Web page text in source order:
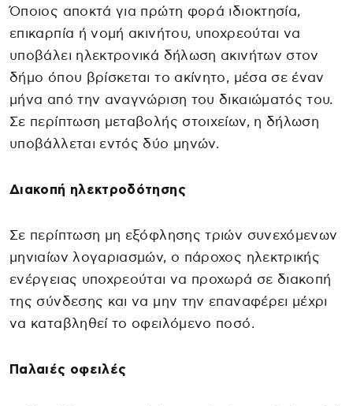
Όποιος αποκτά για πρώτη φορά ιδιοκτησία,
επικαρπία ή νομή ακινήτου, υποχρεούται να
υποβάλει ηλεκτρονικά δήλωση ακινήτων στον
δήμο όπου βρίσκεται το ακίνητο, μέσα σε έναν
μήνα από την αναγνώριση του δικαιώματός του.
Σε περίπτωση μεταβολής στοιχείων, η δήλωση
υποβάλλεται εντός δύο μηνών.
Διακοπή ηλεκτροδότησης
Σε περίπτωση μη εξόφλησης τριών συνεχόμενων
μηνιαίων λογαριασμών, ο πάροχος ηλεκτρικής
ενέργειας υποχρεούται να προχωρά σε διακοπή
της σύνδεσης και να μην την επαναφέρει μέχρι
να καταβληθεί το οφειλόμενο ποσό.
Παλαιές οφειλές